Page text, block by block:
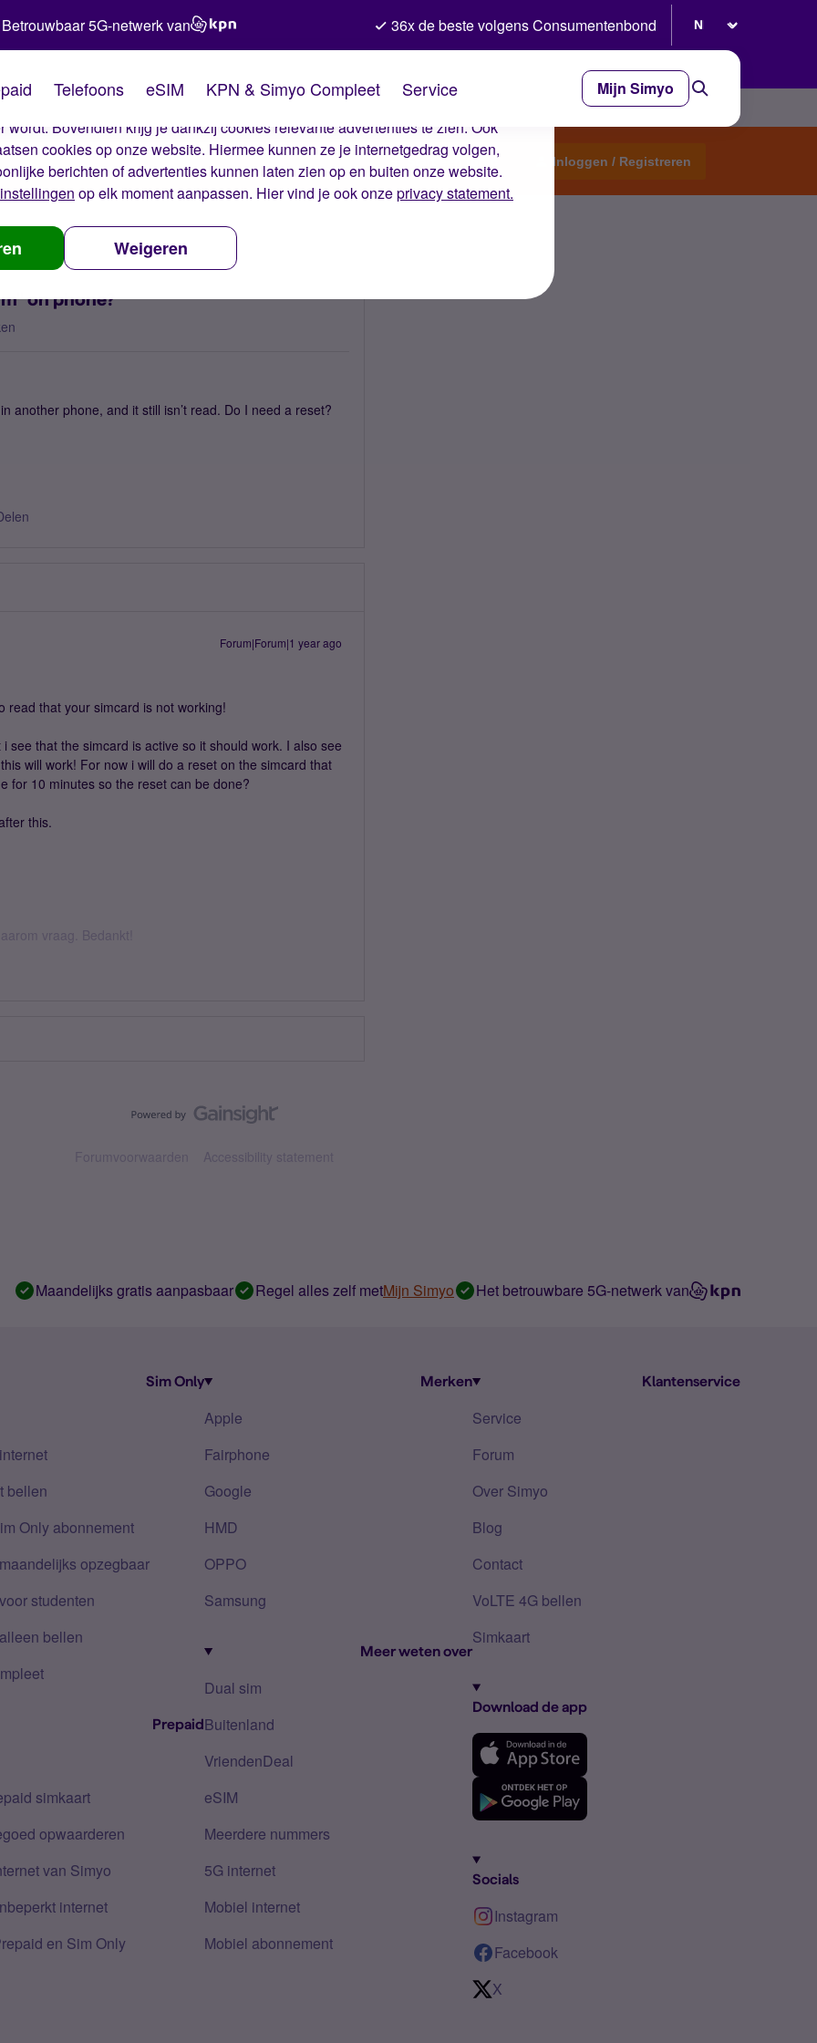
van Simyo
op onze website. Met deze cookies zorgen wij ervoor dat je ervaring op de
wordt. Bovendien krijg je dankzij cookies relevante advertenties te zien. Ook
cookies op onze website. Hiermee kunnen ze je internetgedrag volgen,
berichten of advertenties kunnen laten zien op en buiten onze website.
op elk moment aanpassen. Hier vind je ook onzeprivacy statement.
Weigeren
Betrouwbaar 5G-netwerk van 36x de beste volgens Consumentenbond
Telefoons eSIM KPN & Simyo Compleet Service Mijn Simyo
Start een topic Inloggen / Registreren
on phone?
another phone, and it still isn’t read. Do I need a reset?
Forum|Forum|1 year ago
that your simcard is not working!
see that the simcard is active so it should work. I also see
will work! For now i will do a reset on the simcard that
for 10 minutes so the reset can be done?
this.
vraag. Bedankt!
Forumvoorwaarden Accessibility statement
Maandelijks gratis aanpasbaar Regel alles zelf metMijn Simyo Het betrouwbare 5G-netwerk van
Sim Only
bellen
Only abonnement
opzegbaar
studenten
bellen
Prepaid
simkaart
opwaarderen
van Simyo
internet
en Sim Only
Merken
Apple
Fairphone
Google
HMD
OPPO
Samsung
Meer weten over
Dual sim
Buitenland
VriendenDeal
eSIM
Meerdere nummers
5G internet
Mobiel internet
Mobiel abonnement
Klantenservice
Service
Forum
Over Simyo
Blog
Contact
VoLTE 4G bellen
Simkaart
Download de app
Socials
Instagram
Facebook
X